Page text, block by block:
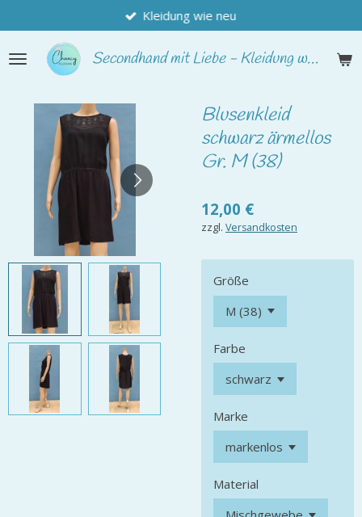
Hauptinhalt
springen
Secondhandmit Liebe - Kleidung wie neu
Kleidung wie neu
Blusenkleid
schwarz ärmellos
Gr. M (38)
12,00 €
zzgl. Versandkosten
Größe
Farbe
Marke
Material